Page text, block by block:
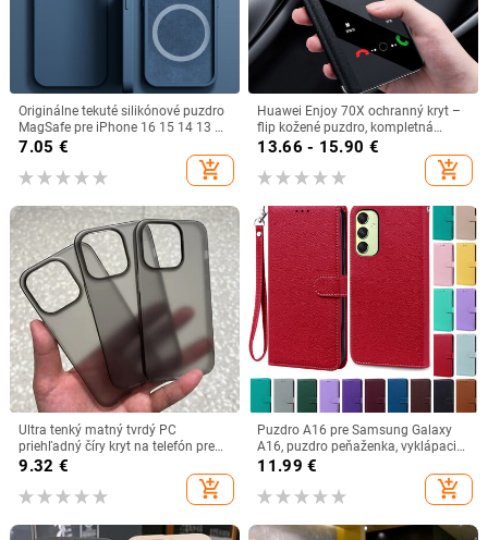
Originálne tekuté silikónové puzdro
MagSafe pre iPhone 16 15 14 13 12
11 Pro Max Plus magnetické
bezdrôtové nabíjanie telefónu
7.05 €
add_shopping_cart
Huawei Enjoy 70X ochranný kryt –
flip kožené puzdro, kompletná
ochrana, proti pádu, mäkký obal,
13.66 - 15.90 €
add_shopping_cart
Ultra tenký matný tvrdý PC
priehľadný číry kryt na telefón pre
iPhone 16 Pro 15 14 Plus 13 12 Pro
Max nárazuvzdorný tenký zadný
kryt
9.32 €
add_shopping_cart
Puzdro A16 pre Samsung Galaxy
A16, puzdro peňaženka, vyklápacie
kožené puzdro pre Samsung Galaxy
A16 5G, silikónové puzdro, knižka,
kryt, pouzdro
11.99 €
add_shopping_cart